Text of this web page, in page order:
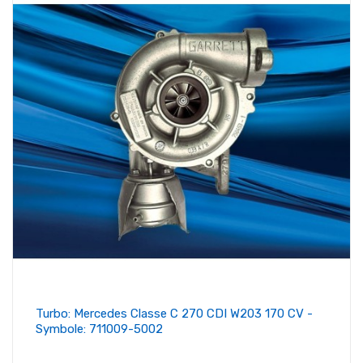
Turbo: Mercedes Classe C 270 CDI W203 170 CV -
Symbole: 711009-5002